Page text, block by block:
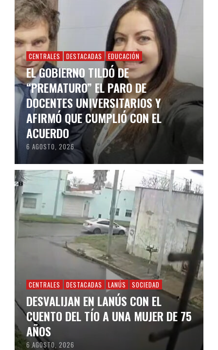
CENTRALES DESTACADAS EDUCACIÓN
EL GOBIERNO TILDÓ DE
“PREMATURO” EL PARO DE
DOCENTES UNIVERSITARIOS Y
AFIRMÓ QUE CUMPLIÓ CON EL
ACUERDO
6 AGOSTO, 2026
CENTRALES DESTACADAS LANÚS SOCIEDAD
DESVALIJAN EN LANÚS CON EL
CUENTO DEL TÍO A UNA MUJER DE 75
AÑOS
6 AGOSTO, 2026